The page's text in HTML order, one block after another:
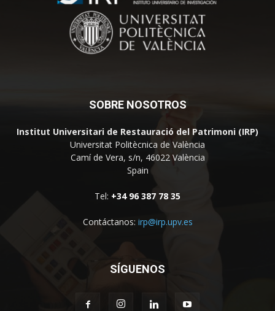
SOBRE NOSOTROS
Institut Universitari de Restauració del Patrimoni (IRP)
Universitat Politècnica de València
Camí de Vera, s/n, 46022 València
Spain
Tel: +34 96 387 78 35
Contáctanos: irp@irp.upv.es
SÍGUENOS